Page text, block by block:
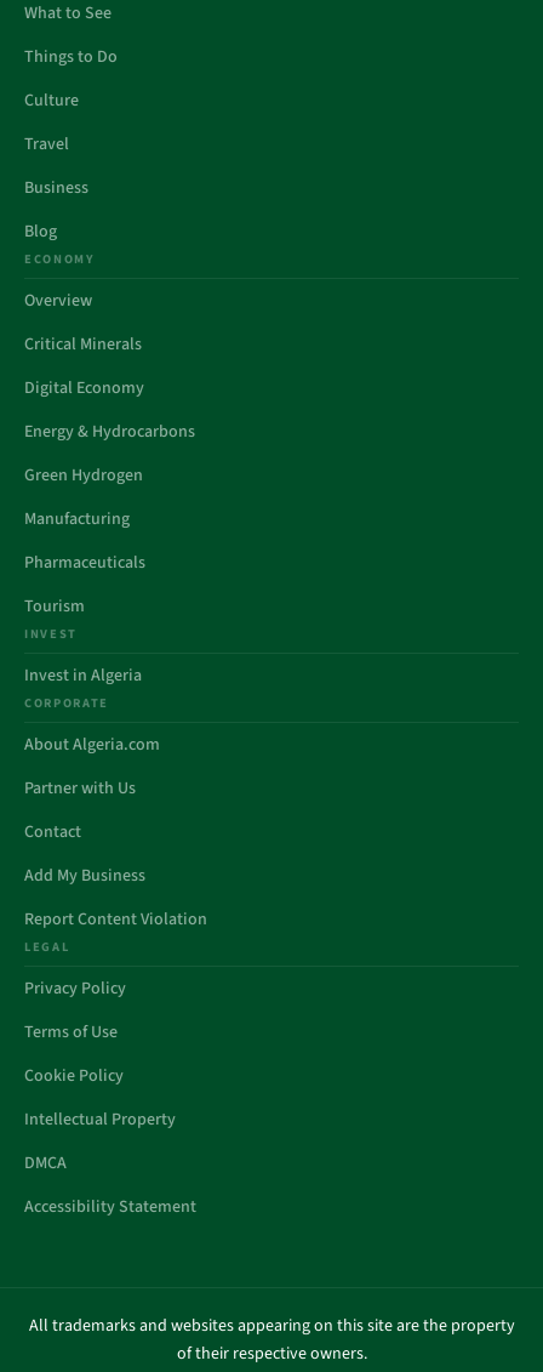
What to See
Things to Do
Culture
Travel
Business
Blog
ECONOMY
Overview
Critical Minerals
Digital Economy
Energy & Hydrocarbons
Green Hydrogen
Manufacturing
Pharmaceuticals
Tourism
INVEST
Invest in Algeria
CORPORATE
About Algeria.com
Partner with Us
Contact
Add My Business
Report Content Violation
LEGAL
Privacy Policy
Terms of Use
Cookie Policy
Intellectual Property
DMCA
Accessibility Statement
All trademarks and websites appearing on this site are the property
of their respective owners.